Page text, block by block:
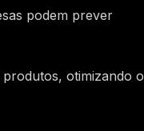
podem prever
otimizando o